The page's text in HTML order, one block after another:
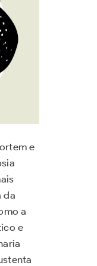
e
da
a
e